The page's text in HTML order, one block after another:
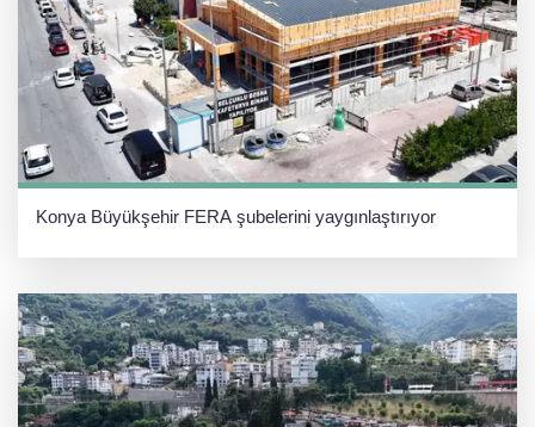
Konya Büyükşehir FERA şubelerini yaygınlaştırıyor